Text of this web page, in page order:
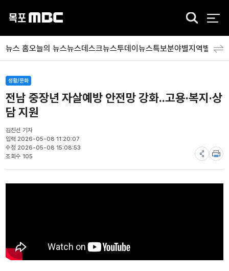
검
뉴스 홈오늘의 뉴스뉴스데스크뉴스투데이뉴스특보분야별지역별 뉴스
생활/문화
전남 중장년 자살예방 안전망 강화..고용·복지·상
담 지원
김진선 기자
입력 2026-05-08 11:20:07
수정 2026-05-08 15:08:53
조회수 105